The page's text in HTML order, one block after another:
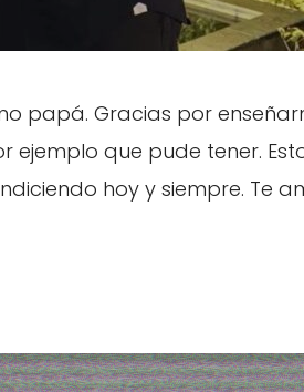
papá. Gracias por
ejemplo que pude tener.
hoy y siempre. Te